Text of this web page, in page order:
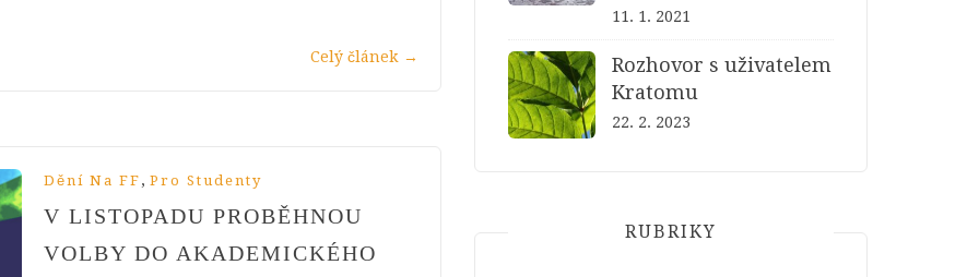
Celý článek →
Dění Na FF , Pro Studenty
V LISTOPADU PROBĚHNOU
VOLBY DO AKADEMICKÉHO
11. 1. 2021
Rozhovor s uživatelem
Kratomu
22. 2. 2023
RUBRIKY